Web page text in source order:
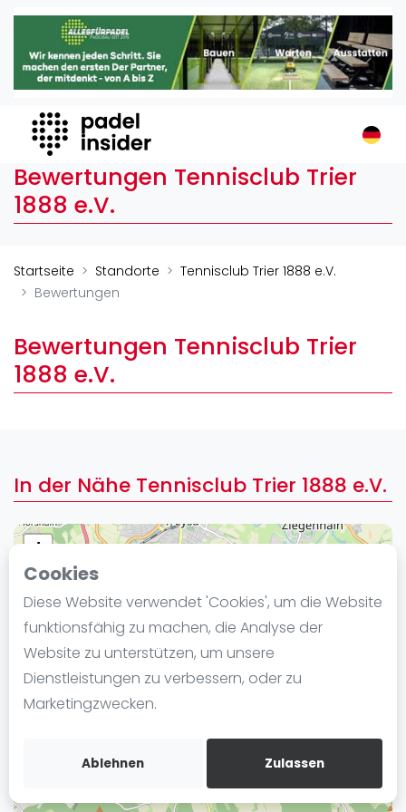
Cookies
Diese Website verwendet 'Cookies', um die Website
funktionsfähig zu machen, die Analyse der
Website zu unterstützen, um unsere
Dienstleistungen zu verbessern, oder zu
Marketingzwecken.
Ablehnen Zulassen
Padel Insider
Home
Organisationen
Buchungssysteme
Padel-Shops
Padel-Marken
Verschiedenes
Veranstaltungen
Turniere
International
Playtomic
Frauen
FIP Frauen
Blog
Die Geschichte von Padel
Regeln und Punktzählung
Padel Schläge
Video
Bewertungen Tennisclub Trier
1888 e.V.
Startseite Standorte
Tennisclub Trier 1888 e.V.
Bewertungen
Bewertungen Tennisclub Trier
1888 e.V.
In der Nähe Tennisclub Trier 1888 e.V.
+
−